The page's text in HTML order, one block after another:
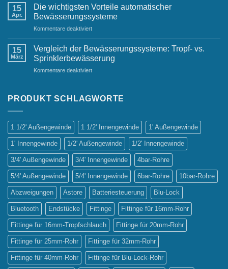
Bewässerungsanlagen:
Must-
Have
jeden
Gastgarten
15
Apr.
Die wichtigsten Vorteile automatischer
Bewässerungssysteme
Kommentare deaktiviertfür
wichtigsten
automatischer
Bewässerungssysteme
15
März
Vergleich der Bewässerungssysteme: Tropf- vs.
Sprinklerbewässerung
Kommentare deaktiviertfür
Bewässerungssysteme:
Sprinklerbewässerung
PRODUKT SCHLAGWORTE
1 1/2' Außengewinde 1 1/2' Innengewinde 1' Außengewinde
1' Innengewinde 1/2' Außengewinde 1/2' Innengewinde
3/4' Außengewinde 3/4' Innengewinde 4bar-Rohre
5/4' Außengewinde 5/4' Innengewinde 6bar-Rohre 10bar-Rohre
Abzweigungen Astore Batteriesteuerung Blu-Lock
Bluetooth Endstücke Fittinge Fittinge für 16mm-Rohr
Fittinge für 16mm-Tropfschlauch Fittinge für 20mm-Rohr
Fittinge für 25mm-Rohr Fittinge für 32mm-Rohr
Fittinge für 40mm-Rohr Fittinge für Blu-Lock-Rohr